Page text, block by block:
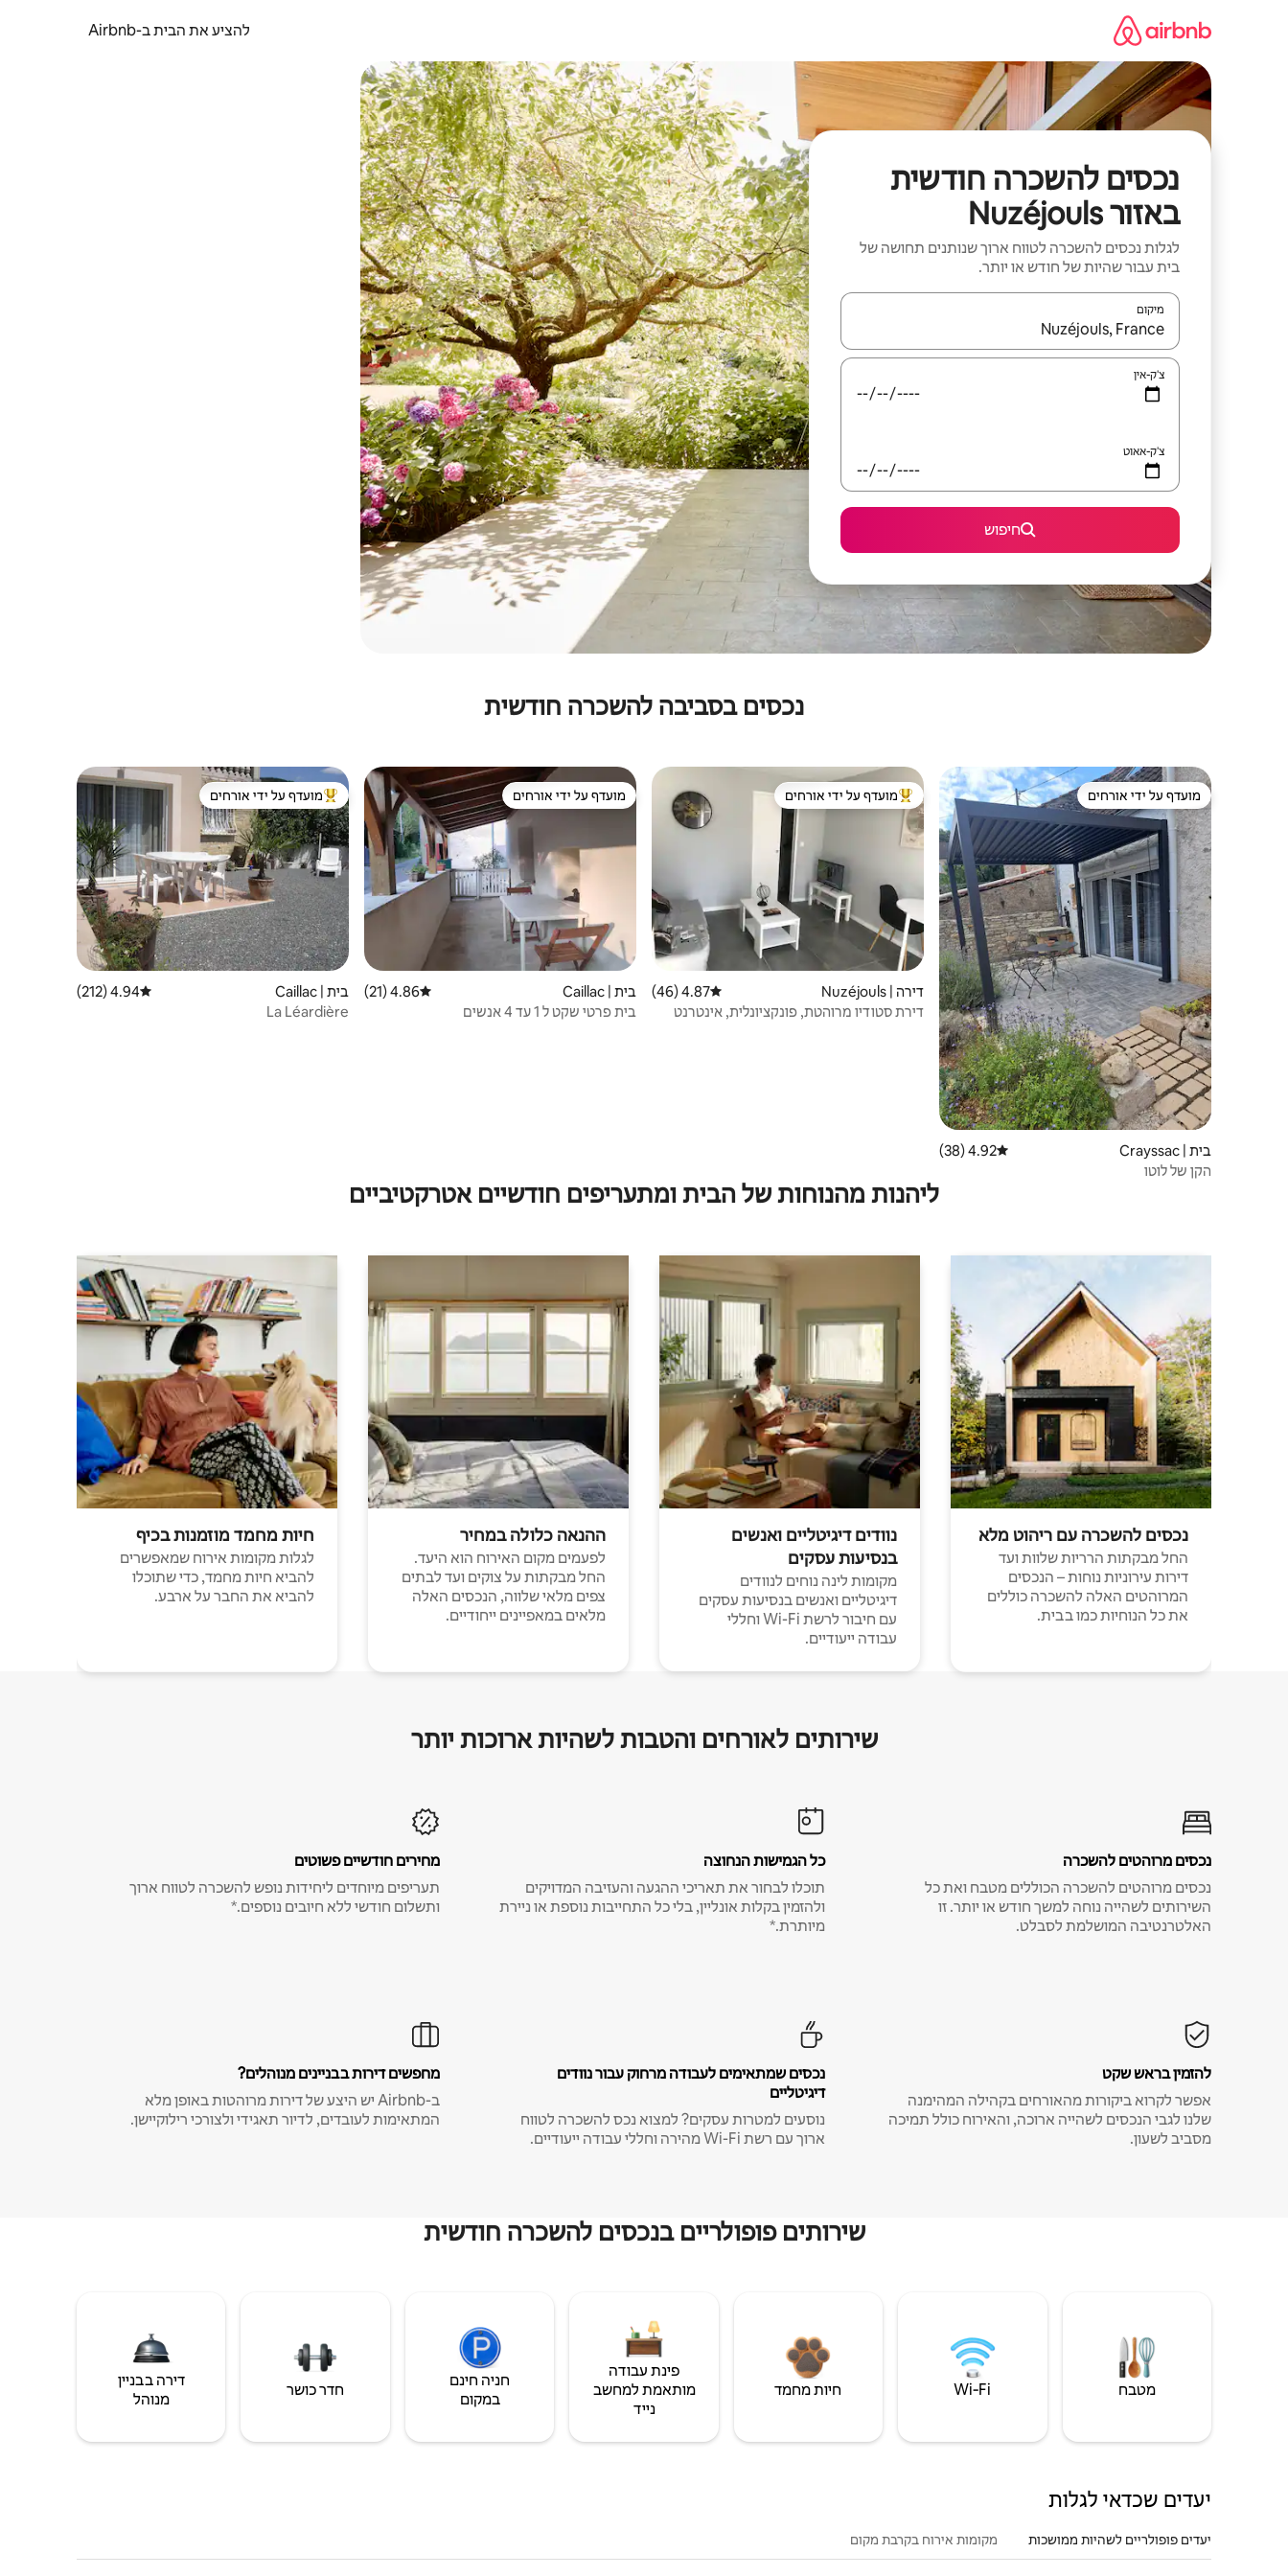
להציע את הבית ב-Airbnb
נכסים להשכרה חודשית
באזור Nuzéjouls
לגלות נכסים להשכרה לטווח ארוך שנותנים תחושה של
בית עבור שהיות של חודש או יותר.
מיקום
כאשר התוצאות יהיו זמינות, יש לנווט עם מקשי החיצים למעלה ולמטה או לעיין בעזרת תנועות מגע או החלקה.
צ'ק-אין
צ'ק-אאוט
חיפוש
נכסים בסביבה להשכרה חודשית
מועדף על ידי אורחים
מועדף על ידי אורחים
בית | Crayssac דירוג ממוצע של 4.92 מתוך 5, 38 ביקורות
4.92 (38)
הקן של לוטו
מוביל בקרב נכסים מועדפים על ידי אורחים
מועדף על ידי אורחים
דירה | Nuzéjouls דירוג ממוצע של 4.87 מתוך 5, 46 ביקורות
4.87 (46)
דירת סטודיו מרוהטת, פונקציונלית, אינטרנט
מועדף על ידי אורחים
מועדף על ידי אורחים
בית | Caillac דירוג ממוצע של 4.86 מתוך 5, 21 ביקורות
4.86 (21)
בית פרטי שקט ל 1 עד 4 אנשים
מוביל בקרב נכסים מועדפים על ידי אורחים
מועדף על ידי אורחים
בית | Caillac דירוג ממוצע של 4.94 מתוך 5, 212 ביקורות
4.94 (212)
La Léardière
ליהנות מהנוחות של הבית ומתעריפים חודשיים אטרקטיביים
נכסים להשכרה עם ריהוט מלא
החל מבקתות הרריות שלוות ועד
דירות עירוניות נוחות – הנכסים
המרוהטים האלה להשכרה כוללים
את כל הנוחיות כמו בבית.
נוודים דיגיטליים ואנשים
בנסיעות עסקים
מקומות לינה נוחים לנוודים
דיגיטליים ואנשים בנסיעות עסקים
עם חיבור לרשת Wi-Fi וחללי
עבודה ייעודיים.
ההנאה כלולה במחיר
לפעמים מקום האירוח הוא היעד.
החל מבקתות על צוקים ועד לבתים
צפים מלאי שלווה, הנכסים האלה
מלאים במאפיינים ייחודיים.
חיות מחמד מוזמנות בכיף
לגלות מקומות אירוח שמאפשרים
להביא חיות מחמד, כדי שתוכלו
להביא את החבר על ארבע.
שירותים לאורחים והטבות לשהיות ארוכות יותר
נכסים מרוהטים להשכרה
נכסים מרוהטים להשכרה הכוללים מטבח ואת כל
השירותים לשהייה נוחה למשך חודש או יותר. זו
האלטרנטיבה המושלמת לסבלט.
כל הגמישות הנחוצה
תוכלו לבחור את תאריכי ההגעה והעזיבה המדויקים
ולהזמין בקלות אונליין, בלי כל התחייבות נוספת או ניירת
מיותרת.*
מחירים חודשיים פשוטים
תעריפים מיוחדים ליחידות נופש להשכרה לטווח ארוך
ותשלום חודשי ללא חיובים נוספים.*
להזמין בראש שקט
אפשר לקרוא ביקורות מהאורחים בקהילה המהימנה
שלנו לגבי הנכסים לשהייה ארוכה, והאירוח כולל תמיכה
מסביב לשעון.
נכסים שמתאימים לעבודה מרחוק עבור נוודים
דיגיטליים
נוסעים למטרות עסקים? למצוא נכס להשכרה לטווח
ארוך עם רשת Wi-Fi מהירה וחללי עבודה ייעודיים.
מחפשים דירות בבניינים מנוהלים?
ב-Airbnb יש היצע של דירות מרוהטות באופן מלא
המתאימות לעובדים, לדיור תאגידי ולצורכי רילוקיישן.
שירותים פופולריים בנכסים להשכרה חודשית
מטבח Wi‑Fi חיות מחמד
פינת עבודה
מותאמת למחשב
נייד
חניה חינם
במקום
חדר כושר
דירה בבניין
מנוהל
יעדים שכדאי לגלות
יעדים פופולריים לשהיות ממושכות מקומות אירוח בקרבת מקום